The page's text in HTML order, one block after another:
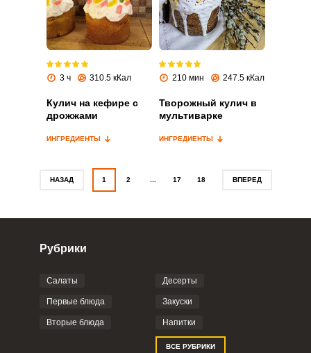
3 ч 310.5 кКал
Кулич на кефире с
дрожжами
ИНГРЕДИЕНТЫ
210 мин 247.5 кКал
Творожный кулич в
мультиварке
ИНГРЕДИЕНТЫ
НАЗАД 1 2 17 18 ВПЕРЕД
Рубрики
Салаты
Первые блюда
Вторые блюда
Десерты
Закуски
Напитки
ВСЕ РУБРИКИ
Запомнить меня
ВХОД